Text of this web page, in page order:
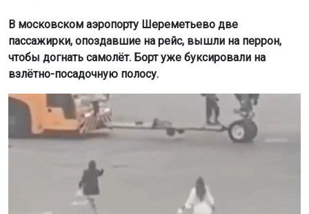
В московском аэропорту Шереметьево две
пассажирки, опоздавшие на рейс, вышли на перрон,
чтобы догнать самолёт. Борт уже буксировали на
взлётно-посадочную полосу.